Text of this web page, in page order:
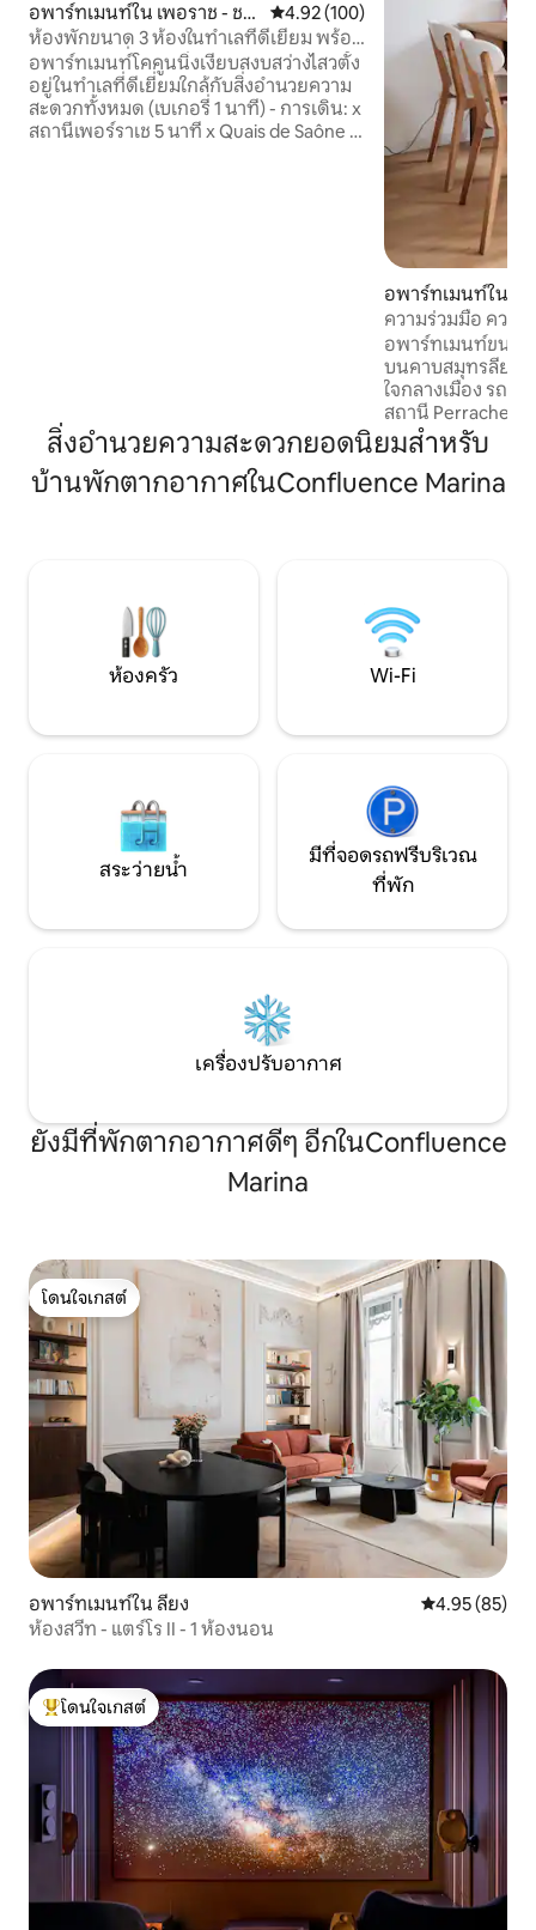
อพาร์ทเมนท์ใน เพอราช - ชาร์
เลอมัง
คะแนนเฉลี่ย 4.92 จาก 5, 100 รีวิว
4.92 (100)
ห้องพักขนาด 3 ห้องในทำเลที่ดีเยี่ยม พร้อม
ระเบียงและที่จอดรถ
อพาร์ทเมนท์โคคูนนิ่งเงียบสงบสว่างไสวตั้ง
อยู่ในทำเลที่ดีเยี่ยมใกล้กับสิ่งอำนวยความ
สะดวกทั้งหมด (เบเกอรี่ 1 นาที) - การเดิน: x
สถานีเพอร์ราเช 5 นาที x Quais de Saône 5
อพาร์ทเมนท์ใน เพ
อมัง
ความร่วมมือ ความ
จอดรถ
อพาร์ทเมนท์ขนาด
บนคาบสมุทรลียง 2
ใจกลางเมือง รถรา
สถานี Perrache
ใต้ดิน A หรือสถานี
เล่นพร้อมห้องครั
(เครื่องล้างจานเตา
สิ่งอำนวยความสะดวกยอดนิยมสำหรับ
บ้านพักตากอากาศในConfluence Marina
ห้องครัว Wi-Fi
สระว่ายน้ำ
มีที่จอดรถฟรีบริเวณ
ที่พัก
เครื่องปรับอากาศ
ยังมีที่พักตากอากาศดีๆ อีกในConfluence
Marina
โดนใจเกสต์
โดนใจเกสต์
อพาร์ทเมนท์ใน ลียง คะแนนเฉลี่ย
4.95 (85)
ห้องสวีท - แตร์โร II - 1 ห้องนอน
โดนใจเกสต์ที่สุด
โดนใจเกสต์